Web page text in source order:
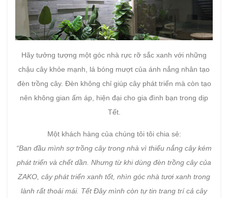
Hãy tưởng tượng một góc nhà rực rỡ sắc xanh với những
chậu cây khỏe mạnh, lá bóng mượt của ánh nắng nhân tạo
đèn trồng cây. Đèn không chỉ giúp cây phát triển mà còn tạo
nên không gian ấm áp, hiện đại cho gia đình bạn trong dịp
Tết.
Một khách hàng của chúng tôi tôi chia sẻ:
“Ban đầu mình sợ trồng cây trong nhà vì thiếu nắng cây kém
phát triển và chết dần. Nhưng từ khi dùng đèn trồng cây của
ZAKO, cây phát triển xanh tốt, nhìn góc nhà tươi xanh trong
lành rất thoải mái. Tết Đây mình còn tự tin trang trí cả cây